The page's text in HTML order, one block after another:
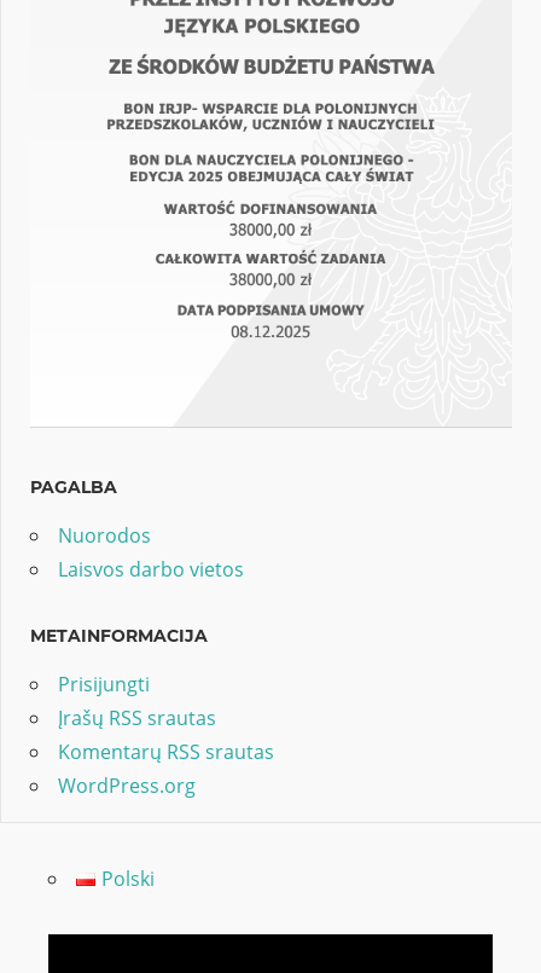
PAGALBA
Nuorodos
Laisvos darbo vietos
METAINFORMACIJA
Prisijungti
Įrašų RSS srautas
Komentarų RSS srautas
WordPress.org
Polski